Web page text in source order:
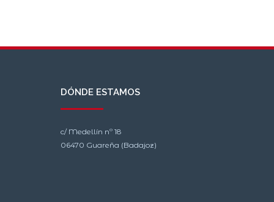
DÓNDE ESTAMOS
c/ Medellín nº 18
06470 Guareña (Badajoz)